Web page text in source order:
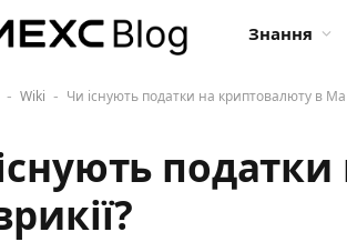
Знання
- Wiki - Чи існують податки на криптовалюту в